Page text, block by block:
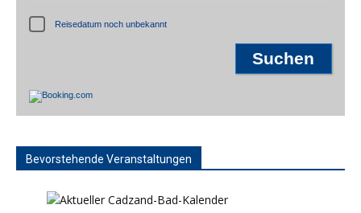
Reisedatum noch unbekannt
Bevorstehende Veranstaltungen